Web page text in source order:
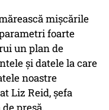
mișcările
foarte
un plan de
și datele la care
noastre
Liz Reid, șefa